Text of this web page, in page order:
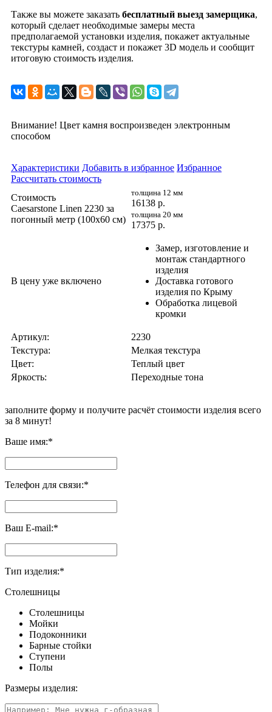
Также вы можете заказать бесплатный выезд замерщика,
который сделает необходимые замеры места
предполагаемой установки изделия, покажет актуальные
текстуры камней, создаст и покажет 3D модель и сообщит
итоговую стоимость изделия.
Внимание! Цвет камня воспроизведен электронным
способом
Характеристики Добавить в избранное Избранное
Рассчитать стоимость
Стоимость
Caesarstone Linen 2230 за
погонный метр (100x60 cм)
толщина 12 мм
16138 р.
толщина 20 мм
17375 р.
В цену уже включено
Замер, изготовление и
монтаж стандартного
изделия
Доставка готового
изделия по Крыму
Обработка лицевой
кромки
Артикул:
2230
Текстура:
Мелкая текстура
Цвет:
Теплый цвет
Яркость:
Переходные тона
заполните форму и получите расчёт стоимости изделия всего
за 8 минут!
Ваше имя:*
Телефон для связи:*
Ваш E-mail:*
Тип изделия:*
Столешницы
Столешницы
Мойки
Подоконники
Барные стойки
Ступени
Полы
Размеры изделия: